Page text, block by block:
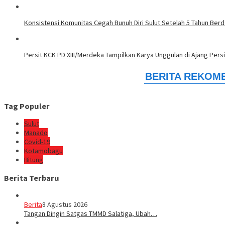
Konsistensi Komunitas Cegah Bunuh Diri Sulut Setelah 5 Tahun
Persit KCK PD XIII/Merdeka Tampilkan Karya Unggulan di Ajang
Tag Populer
Sulut
Manado
Covid-19
Kotamobagu
Bitung
Berita Terbaru
Berita8 Agustus 2026
Tangan Dingin Satgas TMMD Salatiga, Ubah…